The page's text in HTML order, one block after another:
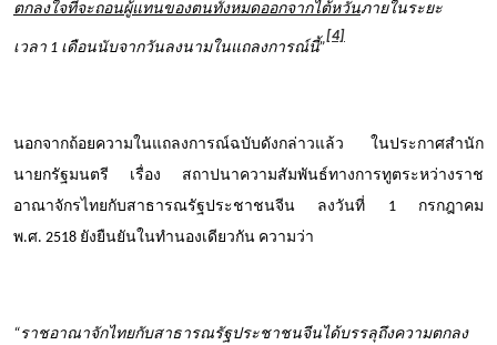
ตกลงใจที่จะถอนผู้แทนของตนทั้งหมดออกจากไต้หวันภายในระยะ
เวลา 1 เดือนนับจากวันลงนามในแถลงการณ์นี้”
[4]
นอกจากถ้อยความในแถลงการณ์ฉบับดังกล่าวแล้ว ในประกาศสำนัก
นายกรัฐมนตรี เรื่อง สถาปนาความสัมพันธ์ทางการทูตระหว่างราช
อาณาจักรไทยกับสาธารณรัฐประชาชนจีน ลงวันที่ 1 กรกฎาคม
พ.ศ. 2518 ยังยืนยันในทำนองเดียวกัน ความว่า
“ราชอาณาจักไทยกับสาธารณรัฐประชาชนจีนได้บรรลุถึงความตกลง